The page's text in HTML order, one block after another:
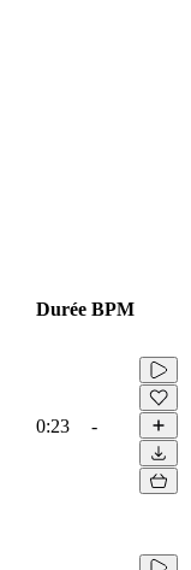
Durée BPM
0:23 -